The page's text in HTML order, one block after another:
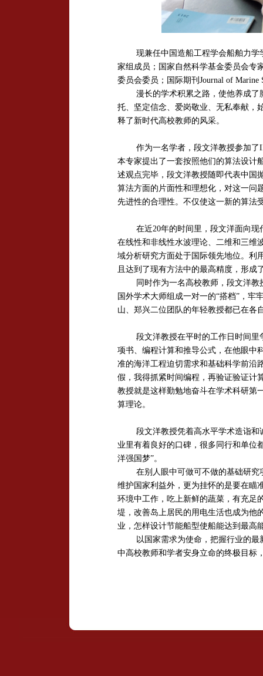
现兼任中国造船工程学会船舶力
家组成员；国家自然科学基金委员会专
委员会委员；国际期刊 Journal of Marine
漫长的学术积累之路，使他养成
托、坚定信念、爱岗敬业、无私奉献，
释了新时代高校教师的风采。
作为一名学者， 段文洋教授参加了
本专家提出了一套按照他们的算法设计
述观点完毕， 段文洋教授随即代表中国
算法方面的片面性和理想化，对这一问
先进性的合理性。不仅使这一新的算法
在近20年的时间里，段文洋面向
在线性和非线性水波理论、二维和三维
域分析研究方面处于国际领先地位。利
且 达到 了现有方法中的最高精度，形成
同时作为一名高校教师， 段文洋教
国外学术大师组成一对一的“搭档”，牢
山、郑兴二位团队的年轻教授都已在各
段文洋教授在平时的工作日时间
项书、编程计算和推导公式，在他眼中
准的海洋工程迫切需求和基础科学前沿
假，我得抓紧时间编程，再验证验证计
教授就是这样勤勉地奋斗在学术科研第
算理论。
段文洋教授凭着高水平学术造诣和
业里有着良好的口碑，很多同行和单位
洋强国梦”。
在别人眼中可做可不做的基础研究
维护国家利益外，更为挂怀的是要在瞄
环境中工作，吃上新鲜的蔬菜，有充足
堤，改善岛上居民的用电生活也成为他
业，怎样设计节能船型使船能达到最
以国家需求为使命，把握行业的
中高校教师和学者安身立命的终极目标